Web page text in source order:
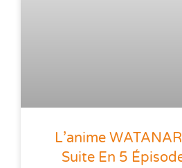
L’anime
Suite En 5